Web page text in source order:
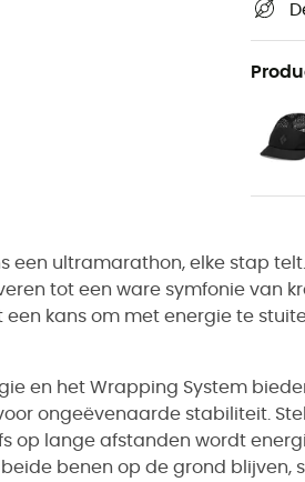
een ultramarathon, elke stap
tot een ware symfonie van
een kans om met energie te
en het Wrapping System
ongeëvenaarde stabiliteit.
op lange afstanden wordt
benen op de grond blijven,